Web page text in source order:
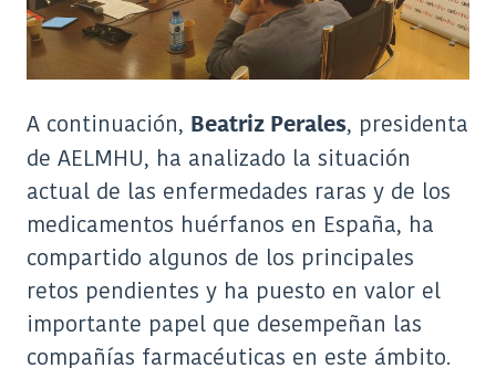
A continuación, Beatriz Perales, presidenta
de AELMHU, ha analizado la situación
actual de las enfermedades raras y de los
medicamentos huérfanos en España, ha
compartido algunos de los principales
retos pendientes y ha puesto en valor el
importante papel que desempeñan las
compañías farmacéuticas en este ámbito.